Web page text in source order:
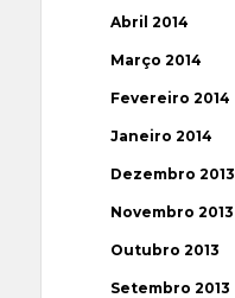
Abril 2014
Março 2014
Fevereiro 2014
Janeiro 2014
Dezembro 2013
Novembro 2013
Outubro 2013
Setembro 2013